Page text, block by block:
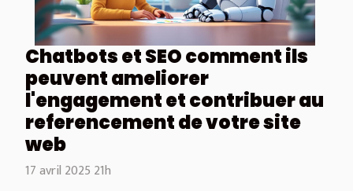
Chatbots et SEO comment ils
peuvent ameliorer
l'engagement et contribuer au
referencement de votre site
web
17 avril 2025 21h